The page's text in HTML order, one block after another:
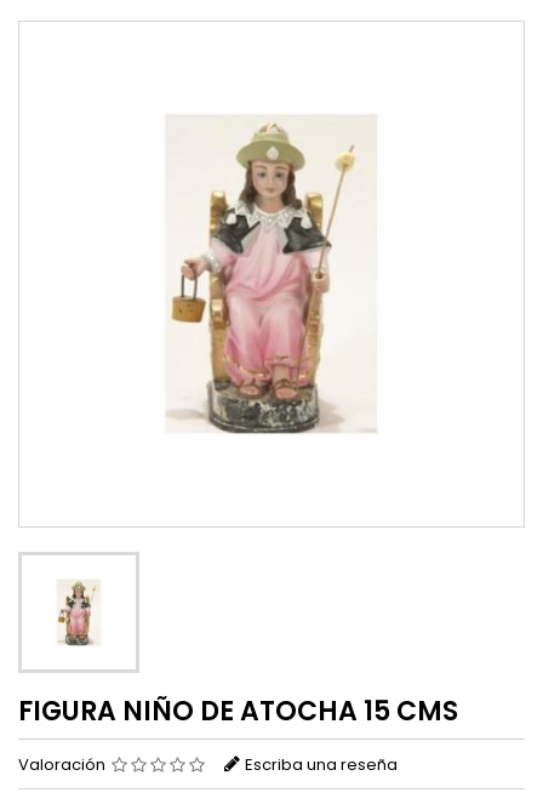
FIGURA NIÑO DE ATOCHA 15 CMS
Valoración Escriba una reseña